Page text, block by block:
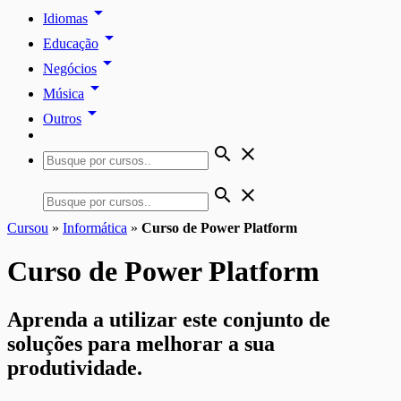
Idiomas arrow_drop_down
Educação arrow_drop_down
Negócios arrow_drop_down
Música arrow_drop_down
Outros arrow_drop_down
search close
search close
Cursou » Informática » Curso de Power Platform
Curso de Power Platform
Aprenda a utilizar este conjunto de
soluções para melhorar a sua
produtividade.